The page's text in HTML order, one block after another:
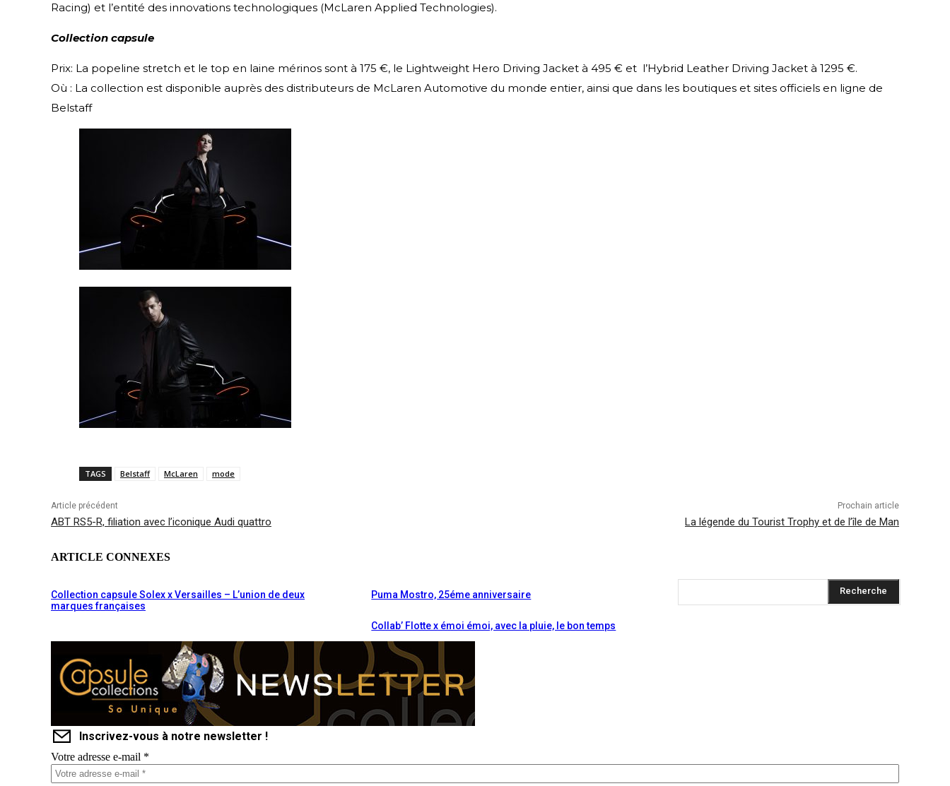
Racing) et l’entité des innovations technologiques (McLaren Applied Technologies).
Collection capsule
Prix: La popeline stretch et le top en laine mérinos sont à 175 €, le Lightweight Hero Driving Jacket à 495 € et l’Hybrid Leather Driving Jacket à 1295 €.
Où : La collection est disponible auprès des distributeurs de McLaren Automotive du monde entier, ainsi que dans les boutiques et sites officiels en ligne de
Belstaff
TAGS Belstaff McLaren mode
Article précédent
ABT RS5-R, filiation avec l’iconique Audi quattro
Prochain article
La légende du Tourist Trophy et de l’île de Man
ARTICLE CONNEXES
Collection capsule Solex x Versailles – L’union de deux
marques françaises
Puma Mostro, 25éme anniversaire
Collab’ Flotte x émoi émoi, avec la pluie, le bon temps
Recherche
Inscrivez-vous à notre newsletter !
Votre adresse e-mail *